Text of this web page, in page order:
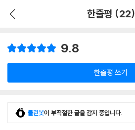
한줄평 (22)
9.8
한줄평 쓰기
클린봇이 부적절한 글을 감지 중입니다.